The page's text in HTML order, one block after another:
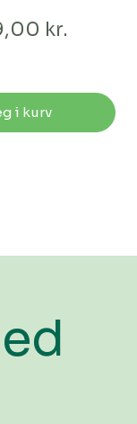
kr.
i kurv